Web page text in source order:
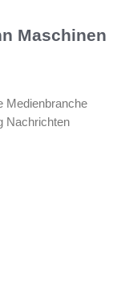
Maschinen
Medienbranche
Nachrichten